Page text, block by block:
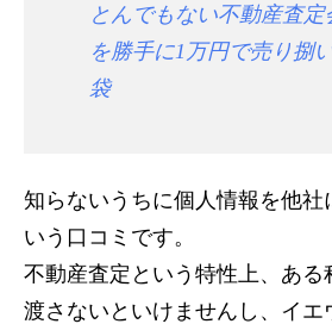
とんでもない不動産査
を勝手に1万円で売り捌
袋
知らないうちに個人情報を他社
いう口コミです。
不動産査定という特性上、ある
渡さないといけませんし、イエ